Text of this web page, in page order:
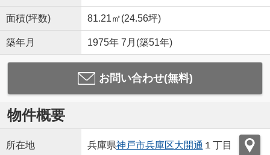
面積(坪数) 81.21㎡(24.56坪)
築年月 1975年 7月(築51年)
お問い合わせ(無料)
物件概要
所在地 兵庫県神戸市兵庫区大開通 １丁目